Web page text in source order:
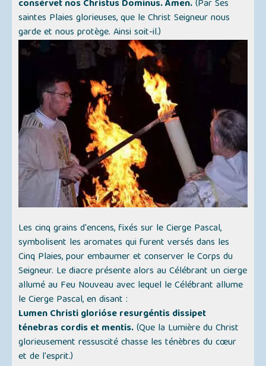
consérvet nos Christus Dominus. Amen.(Par Ses
saintes Plaies glorieuses, que le Christ Seigneur nous
garde et nous protège. Ainsi soit-il.)
Les cinq grains d'encens, fixés sur le Cierge Pascal,
symbolisent les aromates qui furent versés dans les
Cinq Plaies, pour embaumer et conserver le Corps du
Seigneur. Le diacre présente alors au Célébrant un cierge
allumé au Feu Nouveau avec lequel le Célébrant allume
le Cierge Pascal, en disant :
Lumen Christi glorióse resurgéntis dissipet
ténebras cordis et mentis.(Que la Lumière du Christ
glorieusement ressuscité chasse les ténèbres du cœur
et de l'esprit.)